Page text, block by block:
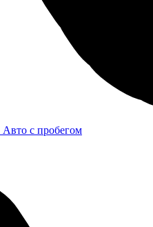
Авто с пробегом